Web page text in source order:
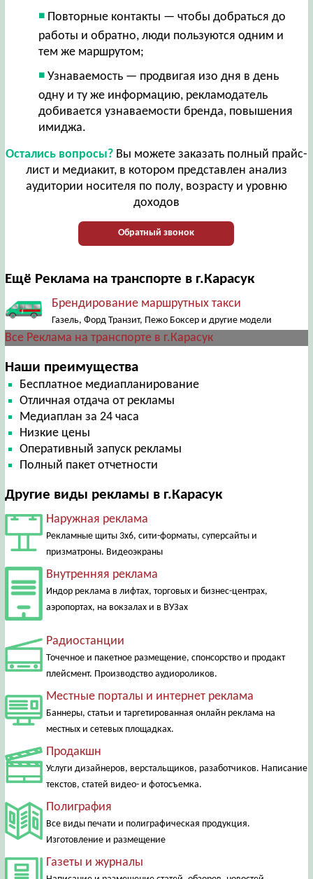
Повторные контакты — чтобы добраться до
работы и обратно, люди пользуются одним и
тем же маршрутом;
Узнаваемость — продвигая изо дня в день
одну и ту же информацию, рекламодатель
добивается узнаваемости бренда, повышения
имиджа.
Остались вопросы?Вы можете заказать полный прайс-
лист и медиакит, в котором представлен анализ
аудитории носителя по полу, возрасту и уровню
доходов
Обратный звонок
Ещё Реклама на транспорте в г.Карасук
Брендирование маршрутных такси
Газель, Форд Транзит, Пежо Боксер и другие модели
Все Реклама на транспорте в г.Карасук
Наши преимущества
Бесплатное медиапланирование
Отличная отдача от рекламы
Медиаплан за 24 часа
Низкие цены
Оперативный запуск рекламы
Полный пакет отчетности
Другие виды рекламы в г.Карасук
Наружная реклама
Рекламные щиты 3х6, сити-форматы, суперсайты и
призматроны. Видеоэкраны
Внутренняя реклама
Индор реклама в лифтах, торговых и бизнес-центрах,
аэропортах, на вокзалах и в ВУЗах
Радиостанции
Точечное и пакетное размещение, спонсорство и продакт
плейсмент. Производство аудиороликов.
Местные порталы и интернет реклама
Баннеры, статьи и таргетированная онлайн реклама на
местных и сетевых площадках.
Продакшн
Услуги дизайнеров, верстальщиков, разаботчиков. Написание
текстов, статей видео- и фотосъемка.
Полиграфия
Все виды печати и полиграфическая продукция.
Изготовление и размещение
Газеты и журналы